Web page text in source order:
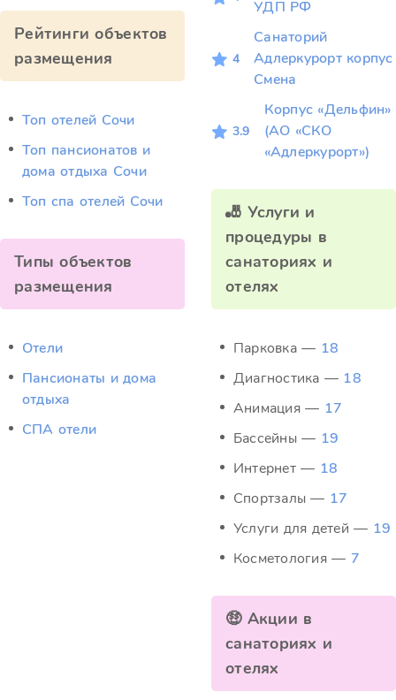
Рейтинги объектов
размещения
Топ отелей Сочи
Топ пансионатов и
дома отдыха Сочи
Топ спа отелей Сочи
Типы объектов
размещения
Отели
Пансионаты и дома
отдыха
СПА отели
УДП РФ
4
Санаторий
Адлеркурорт корпус
Смена
3.9
Корпус «Дельфин»
(АО «СКО
«Адлеркурорт»)
🎳 Услуги и
процедуры в
санаториях и
отелях
Парковка — 18
Диагностика — 18
Анимация — 17
Бассейны — 19
Интернет — 18
Спортзалы — 17
Услуги для детей — 19
Косметология — 7
🤑 Акции в
санаториях и
отелях